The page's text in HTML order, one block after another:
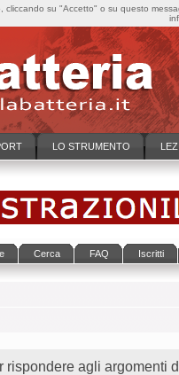
LO STRUMENTO
Cerca FAQ Iscritti
rispondere agli argomenti
cliccando su "Accetto" o su questo